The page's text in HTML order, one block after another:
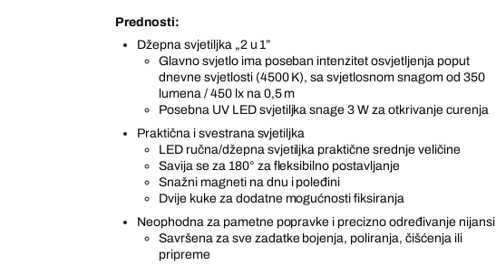
Prednosti:
Džepna svjetiljka „2 u 1”
Glavno svjetlo ima poseban intenzitet osvjetljenja poput
dnevne svjetlosti (4500 K), sa svjetlosnom snagom od 350
lumena / 450 lx na 0,5 m
Posebna UV LED svjetiljka snage 3 W za otkrivanje curenja
Praktična i svestrana svjetiljka
LED ručna/džepna svjetiljka praktične srednje veličine
Savija se za 180° za fleksibilno postavljanje
Snažni magneti na dnu i poleđini
Dvije kuke za dodatne mogućnosti fiksiranja
Neophodna za pametne popravke i precizno određivanje nijansi
Savršena za sve zadatke bojenja, poliranja, čišćenja ili
pripreme